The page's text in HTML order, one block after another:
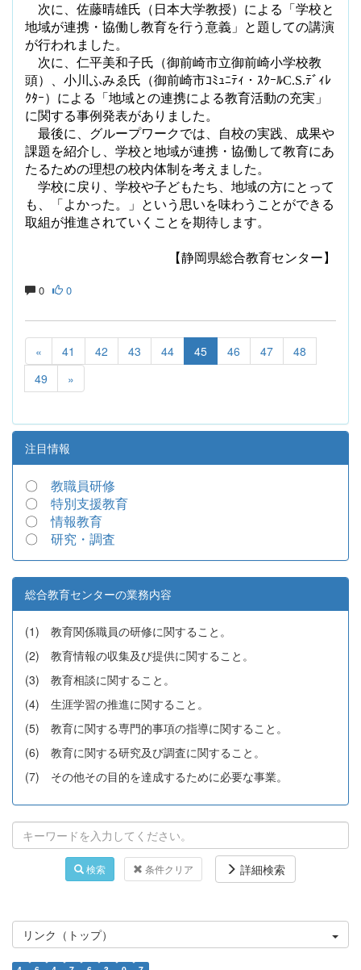
次に、佐藤晴雄氏（日本大学教授）による「学校と
地域が連携・協働し教育を行う意義」と題しての講演
が行われました。
次に、仁平美和子氏（御前崎市立御前崎小学校教
頭）、 小川ふみゑ氏（御前崎市ｺﾐｭﾆﾃｨ・ｽｸｰﾙC.S.ﾃﾞｨﾚ
ｸﾀｰ）による「地域との連携による教育活動の充実」
に関する事例発表がありました。
最後に、グループワークでは、自校の実践、成果や
課題を紹介し、学校と地域が連携・協働して教育にあ
たるための理想の校内体制を考えました。
学校に戻り、学校や子どもたち、地域の方にとって
も、「よかった。」という思いを味わうことができる
取組が推進されていくことを期待します。
【静岡県総合教育センター】
0 0
« 41 42 43 44 45 46 47
48
49
»
注目情報
〇 教職員研修
〇 特別支援教育
〇情報教育
〇 研究・調査
総合教育センターの業務内容
(1) 教育関係職員の研修に関すること。
(2) 教育情報の収集及び提供に関すること。
(3) 教育相談に関すること。
(4) 生涯学習の推進に関すること。
(5) 教育に関する専門的事項の指導に関すること。
(6) 教育に関する研究及び調査に関すること。
(7) その他その目的を達成するために必要な事業。
検索 条件クリア 詳細検索
リンク（トップ）